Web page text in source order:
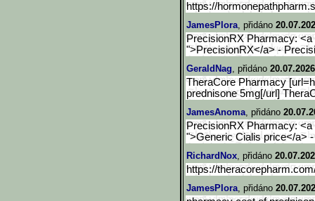
https://
JamesPlora, přidáno
PrecisionRX Pharmacy:
">PrecisionRX</a> -
GeraldNag, přidáno
TheraCore Pharmacy
prednisone 5mg[/url]
JamesAnoma, přidáno
PrecisionRX Pharmacy:
">Generic Cialis price</a>
RichardNox, přidáno
https://
JamesPlora, přidáno